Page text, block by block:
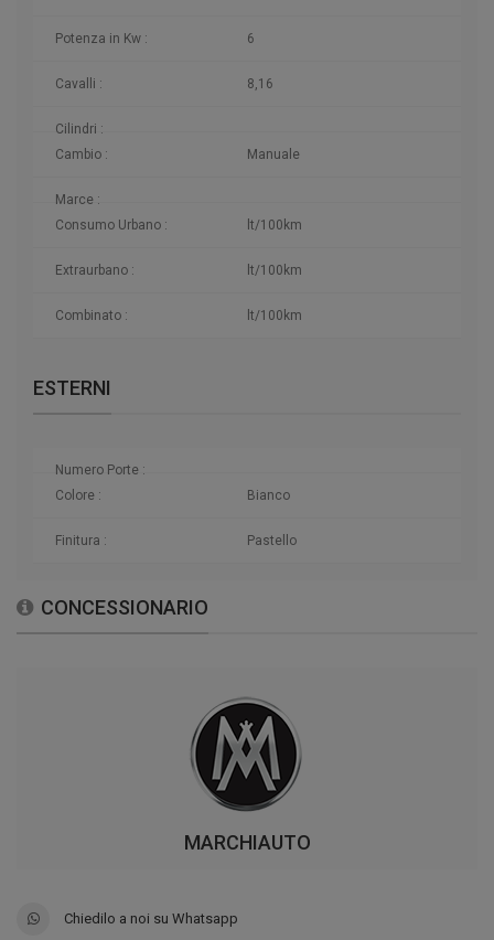
Potenza in Kw : 6
Cavalli : 8,16
Cilindri :
Cambio :
Manuale
Marce :
Consumo Urbano :
lt/100km
Extraurbano : lt/100km
Combinato : lt/100km
ESTERNI
Numero Porte :
Colore :
Bianco
Finitura : Pastello
CONCESSIONARIO
MARCHIAUTO
Chiedilo a noi su Whatsapp